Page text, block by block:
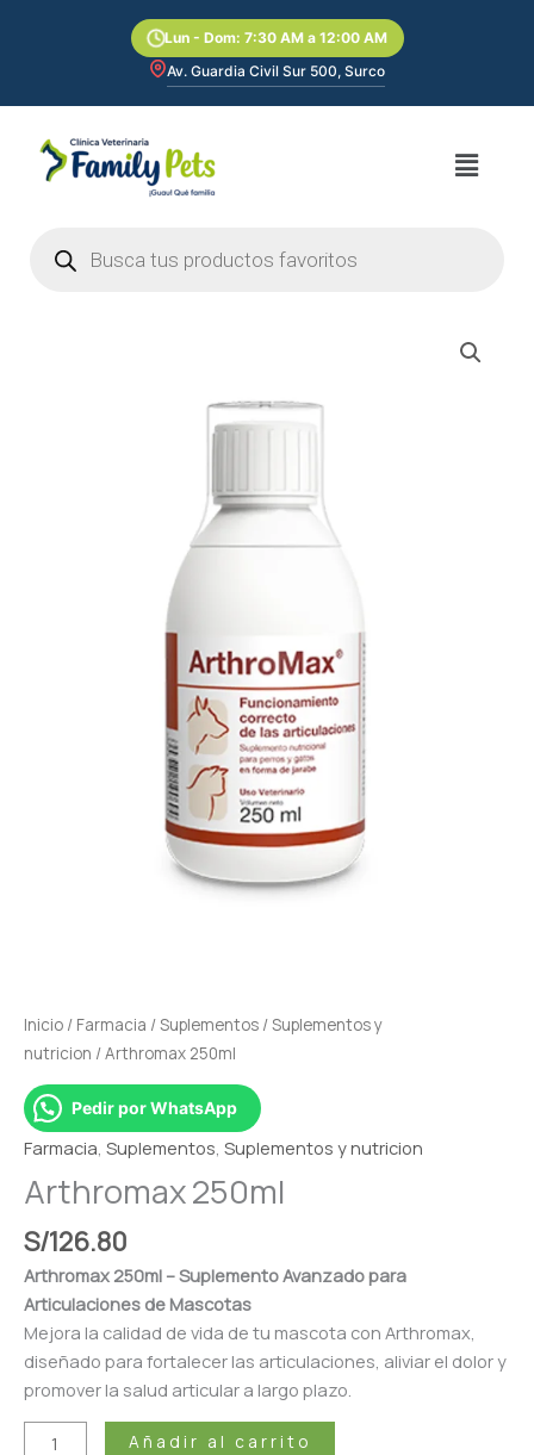
Lun - Dom: 7:30 AM a 12:00 AM
Av. Guardia Civil Sur 500, Surco
Menú
productos
Inicio / Farmacia /Suplementos /Suplementos y
nutricion / Arthromax 250ml
Pedir por WhatsApp
Farmacia Suplementos Suplementos y nutricion
Arthromax 250ml
S/126.80
Arthromax 250ml – Suplemento Avanzado para
Articulaciones de Mascotas
Mejora la calidad de vida de tu mascota con Arthromax,
diseñado para fortalecer las articulaciones, aliviar el dolor y
promover la salud articular a largo plazo.
Añadir al carrito